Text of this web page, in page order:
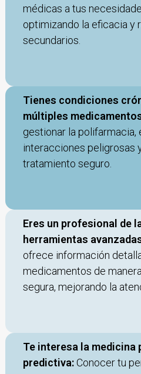
médicas a tus
optimizando la eficacia y
secundarios.
Tienes condiciones
múltiples
gestionar la polifarmacia,
interacciones peligrosas
tratamiento seguro.
Eres un profesional de
herramientas
ofrece información
medicamentos de
segura, mejorando la
Te interesa la medicina
predictiva:Conocer tu